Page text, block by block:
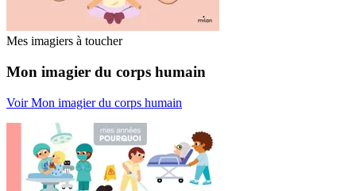
Mes imagiers à toucher
Mon imagier du corps humain
Voir Mon imagier du corps humain